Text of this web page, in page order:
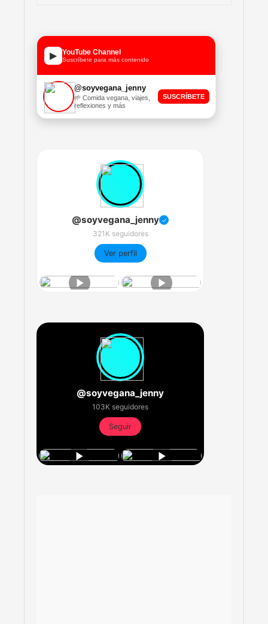
▶ YouTube Channel
Suscríbete para más contenido
@soyvegana_jenny
🌱 Comida vegana, viajes,
reflexiones y más
SUSCRÍBETE
@soyvegana_jenny ✓
321K seguidores
Ver perfil
@soyvegana_jenny
103K seguidores
Seguir